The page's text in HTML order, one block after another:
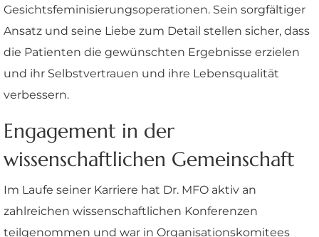
Gesichtsfeminisierungsoperationen. Sein sorgfältiger
Ansatz und seine Liebe zum Detail stellen sicher, dass
die Patienten die gewünschten Ergebnisse erzielen
und ihr Selbstvertrauen und ihre Lebensqualität
verbessern.
Engagement in der
wissenschaftlichen Gemeinschaft
Im Laufe seiner Karriere hat Dr. MFO aktiv an
zahlreichen wissenschaftlichen Konferenzen
teilgenommen und war in Organisationskomitees